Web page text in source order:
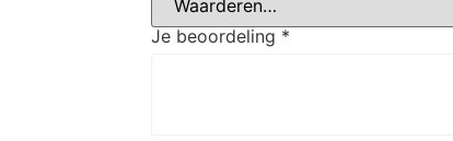
Je beoordeling *